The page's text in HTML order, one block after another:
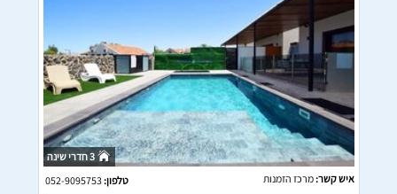
3 חדרי שינה
איש קשר:מרכז הזמנות טלפון:052-9095753